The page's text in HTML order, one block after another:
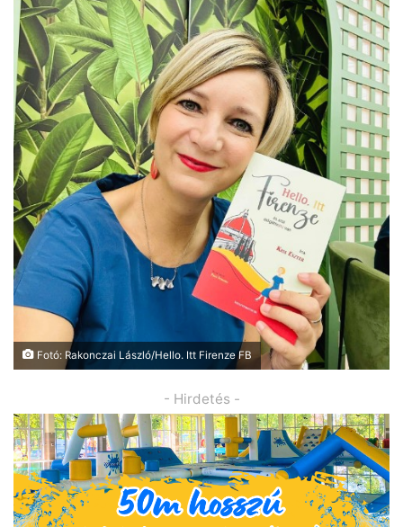
Fotó: Rakonczai László/Hello. Itt Firenze FB
- Hirdetés -